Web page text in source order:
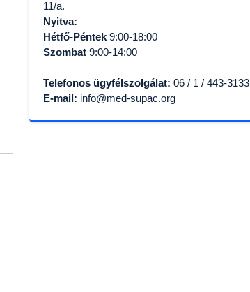
11/a.
Nyitva:
Hétfő-Péntek 9:00-18:00
Szombat 9:00-14:00
Telefonos ügyfélszolgálat: 06 / 1 / 443-3133
E-mail: info@med-supac.org